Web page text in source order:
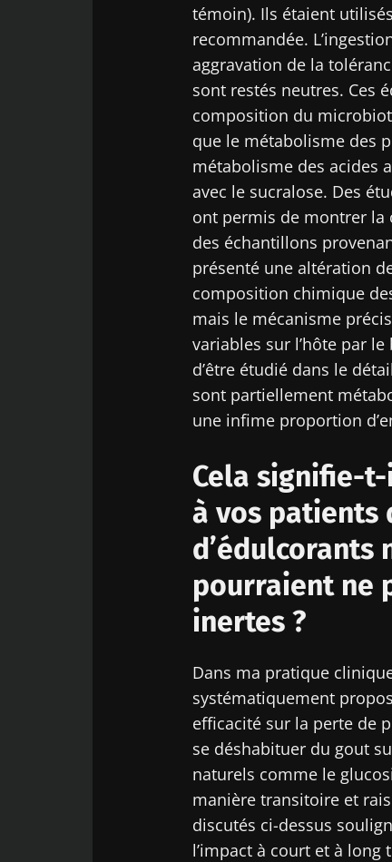
témoin). Ils étaient
recommandée.
aggravation de la
sont restés neutres. Ces
composition du
que le métabolisme des
métabolisme des acides
avec le sucralose. Des
ont permis de montrer la
des échantillons
présenté une altération
composition chimique
mais le mécanisme
variables sur l’hôte par
d’être étudié dans le
sont partiellement
une infime proportion
Cela signifie-
à vos patients
pourraient ne
inertes ?
Dans ma pratique
systématiquement
efficacité sur la perte de
se déshabituer du gout
naturels comme le
manière transitoire et
discutés ci-dessus
l’impact à court et à
Vous êtes
Être
Rejoignez la
chercheurs
courant des
Je
J’ai lu et
* Champs
BMI 20-35
J’ai lu et
* Champs
BMI 20-35
23/07/2026
Impact des
santé
Lire l'article